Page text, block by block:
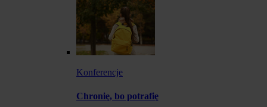
Konferencje
Chronię, bo potrafię